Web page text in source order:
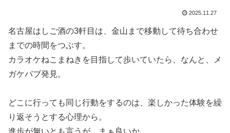
2025.11.27
名古屋はしご酒の3軒目は、金山まで移動して待ち合わせ
までの時間をつぶす。
カラオケねこまねきを目指して歩いていたら、なんと、メ
ガケバブ発見。
どこに行っても同じ行動をするのは、楽しかった体験を繰
り返そうとする心理から。
進歩が無いとも言うが、まぁ良いか。